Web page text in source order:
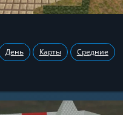
День Карты Средние